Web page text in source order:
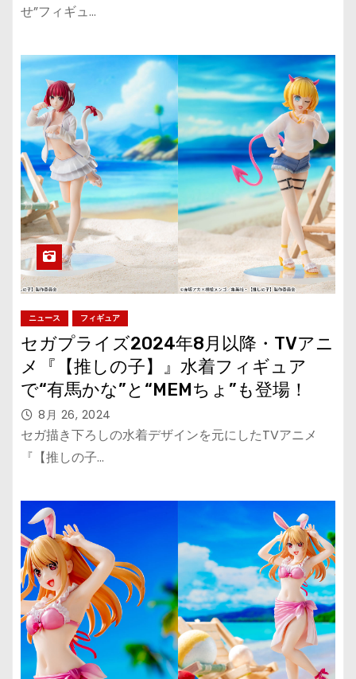
せ”フィギュ…
ニュース フィギュア
セガプライズ2024年8月以降・TVアニ
メ『【推しの子】』水着フィギュア
で“有馬かな”と“MEMちょ”も登場！
8月 26, 2024
セガ描き下ろしの水着デザインを元にしたTVアニメ
『【推しの子…